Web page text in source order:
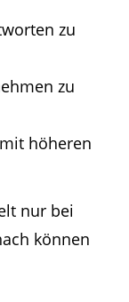
zu
zu
höheren
nur bei
können